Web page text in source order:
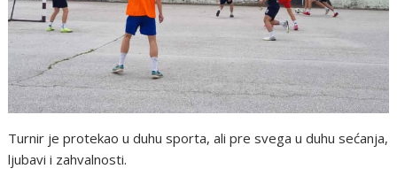
Turnir je protekao u duhu sporta, ali pre svega u duhu sećanja,
ljubavi i zahvalnosti.